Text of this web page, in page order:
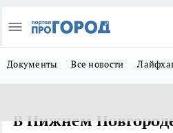
Документы Все новости
В Нижнем